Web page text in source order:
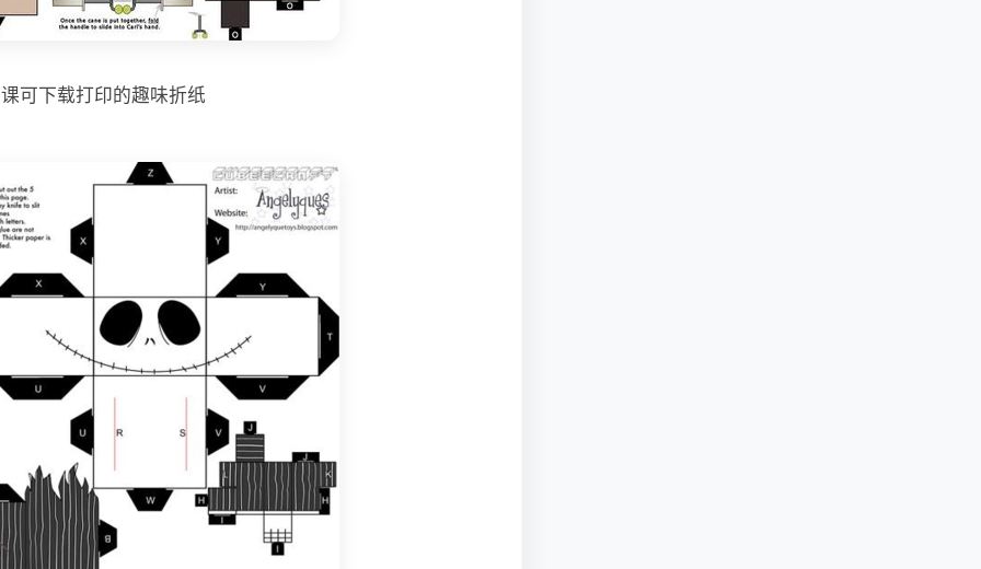
可下载打印的趣味折纸